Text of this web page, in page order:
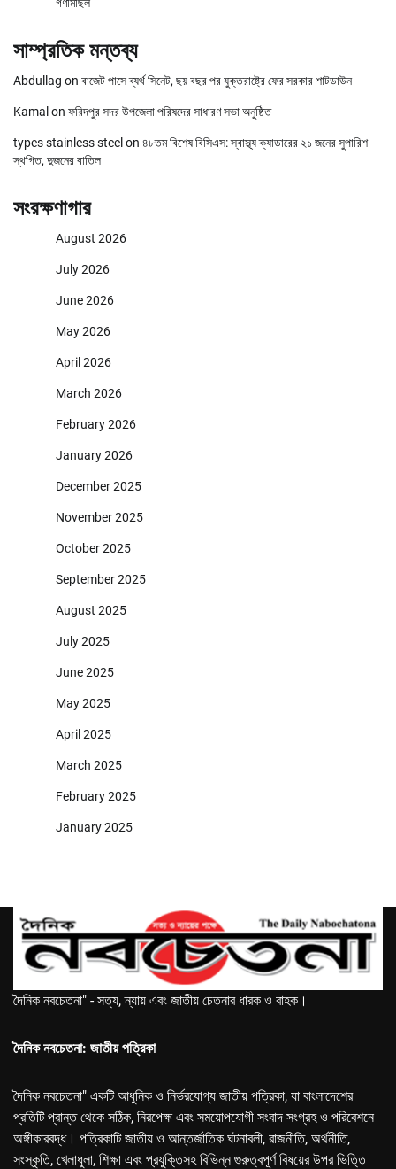
সাম্প্রতিক মন্তব্য
Abdullag on বাজেট পাসে ব্যর্থ সিনেট, ছয় বছর পর যুক্তরাষ্ট্রে ফের সরকার শাটডাউন
Kamal on ফরিদপুর সদর উপজেলা পরিষদের সাধারণ সভা অনুষ্ঠিত
types stainless steel on ৪৮তম বিশেষ বিসিএস: স্বাস্থ্য ক্যাডারের ২১ জনের সুপারিশ
স্থগিত, দুজনের বাতিল
সংরক্ষণাগার
August 2026
July 2026
June 2026
May 2026
April 2026
March 2026
February 2026
January 2026
December 2025
November 2025
October 2025
September 2025
August 2025
July 2025
June 2025
May 2025
April 2025
March 2025
February 2025
January 2025
দৈনিক নবচেতনা" - সত্য, ন্যায় এবং জাতীয় চেতনার ধারক ও বাহক।
দৈনিক নবচেতনা: জাতীয় পত্রিকা
দৈনিক নবচেতনা" একটি আধুনিক ও নির্ভরযোগ্য জাতীয় পত্রিকা, যা বাংলাদেশের
প্রতিটি প্রান্ত থেকে সঠিক, নিরপেক্ষ এবং সময়োপযোগী সংবাদ সংগ্রহ ও পরিবেশনে
অঙ্গীকারবদ্ধ। পত্রিকাটি জাতীয় ও আন্তর্জাতিক ঘটনাবলী, রাজনীতি, অর্থনীতি,
সংস্কৃতি, খেলাধুলা, শিক্ষা এবং প্রযুক্তিসহ বিভিন্ন গুরুত্বপূর্ণ বিষয়ের উপর ভিত্তি